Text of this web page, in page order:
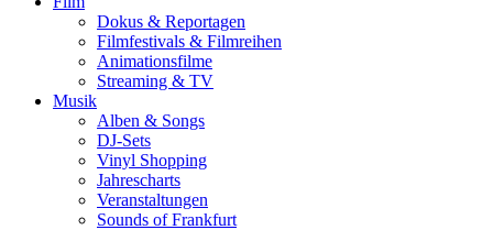
Dokus & Reportagen
Filmfestivals & Filmreihen
Animationsfilme
Streaming & TV
Musik
Alben & Songs
DJ-Sets
Vinyl Shopping
Jahrescharts
Veranstaltungen
Sounds of Frankfurt